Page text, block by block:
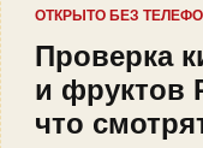
ОТКРЫТО БЕЗ
Проверка
и фруктов
что